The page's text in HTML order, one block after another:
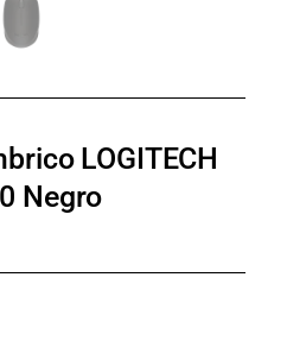
LOGITECH
Negro